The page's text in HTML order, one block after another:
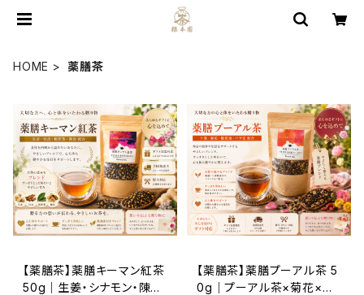
HOME 薬膳茶
【薬膳茶】薬膳キーマン紅茶
50g｜生姜・シナモン・陳皮
【薬膳茶】薬膳プーアル茶 5
0g｜プーアル茶×菊花×ド